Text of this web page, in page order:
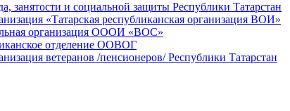
занятости и социальной защиты Республики Татарстан
«Татарская республиканская организация ВОИ»
организация ОООИ «ВОС»
отделение ООВОГ
ветеранов /пенсионеров/ Республики Татарстан